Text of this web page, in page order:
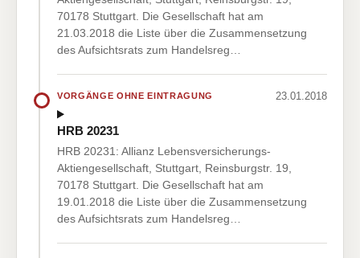
70178 Stuttgart. Die Gesellschaft hat am
21.03.2018 die Liste über die Zusammensetzung
des Aufsichtsrats zum Handelsreg…
VORGÄNGE OHNE EINTRAGUNG 23.01.2018
HRB 20231
HRB 20231: Allianz Lebensversicherungs-
Aktiengesellschaft, Stuttgart, Reinsburgstr. 19,
70178 Stuttgart. Die Gesellschaft hat am
19.01.2018 die Liste über die Zusammensetzung
des Aufsichtsrats zum Handelsreg…